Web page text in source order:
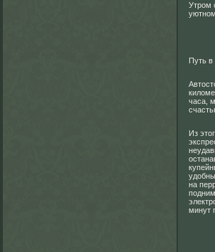
Утром
Путь в
часа,
Из
на
минут